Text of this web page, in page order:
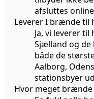
afsluttes
Leverer I brænde til
Ja, vi leverer til
Sjælland og de
både de
Aalborg,
stationsbyer
Hvor meget brænde